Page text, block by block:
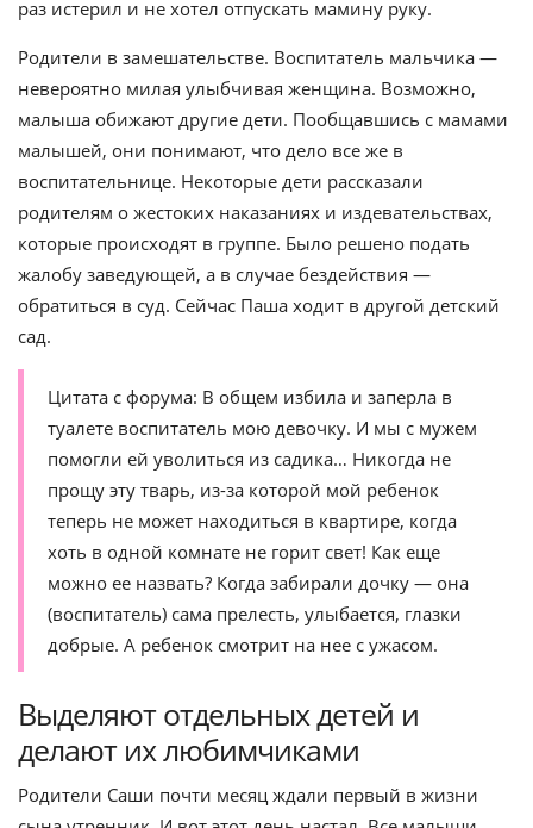
раз истерил и не хотел отпускать мамину руку.
Родители в замешательстве. Воспитатель мальчика —
невероятно милая улыбчивая женщина. Возможно,
малыша обижают другие дети. Пообщавшись с мамами
малышей, они понимают, что дело все же в
воспитательнице. Некоторые дети рассказали
родителям о жестоких наказаниях и издевательствах,
которые происходят в группе. Было решено подать
жалобу заведующей, а в случае бездействия —
обратиться в суд. Сейчас Паша ходит в другой детский
сад.
Цитата с форума: В общем избила и заперла в
туалете воспитатель мою девочку. И мы с мужем
помогли ей уволиться из садика… Никогда не
прощу эту тварь, из-за которой мой ребенок
теперь не может находиться в квартире, когда
хоть в одной комнате не горит свет! Как еще
можно ее назвать? Когда забирали дочку — она
(воспитатель) сама прелесть, улыбается, глазки
добрые. А ребенок смотрит на нее с ужасом.
Выделяют отдельных детей и
делают их любимчиками
Родители Саши почти месяц ждали первый в жизни